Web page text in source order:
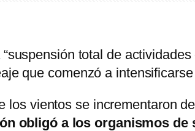
total de
que comenzó a
los vientos se incrementaron
obligó a los organismos de